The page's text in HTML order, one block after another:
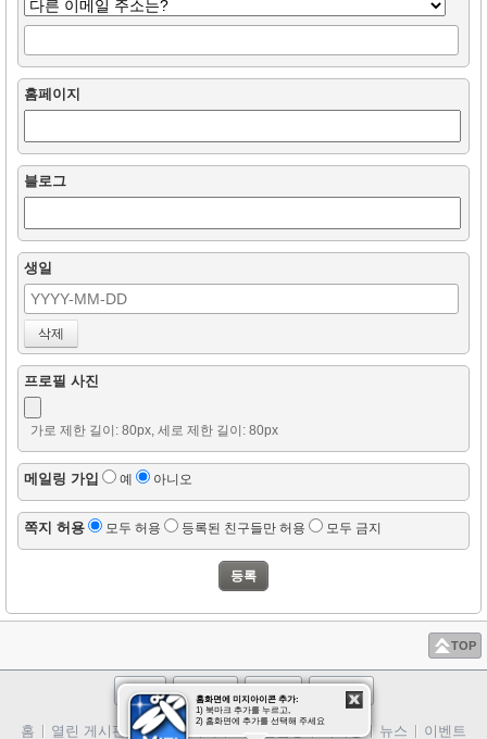
홈페이지
블로그
생일
프로필 사진
가로 제한 길이: 80px, 세로 제한 길이: 80px
메일링 가입 예 아니오
쪽지 허용 모두 허용 등록된 친구들만 허용 모두 금지
TOP
로그인 회원가입 사이트맵
홈 열린 게시판 친필 메시지 회원알림방 뉴스 이벤트
홈화면에 미지아이콘 추가:
1) 북마크 추가를 누르고,
2) 홈화면에 추가를 선택해 주세요